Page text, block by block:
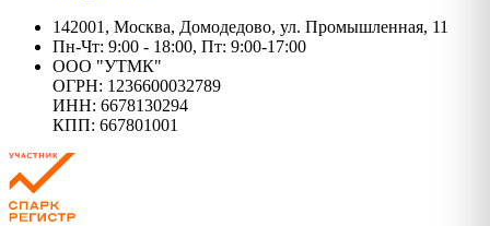
142001, Москва, Домодедово, ул. Промышленная, 11
Пн-Чт: 9:00 - 18:00, Пт: 9:00-17:00
ООО "УТМК"
ОГРН: 1236600032789
ИНН: 6678130294
КПП: 667801001